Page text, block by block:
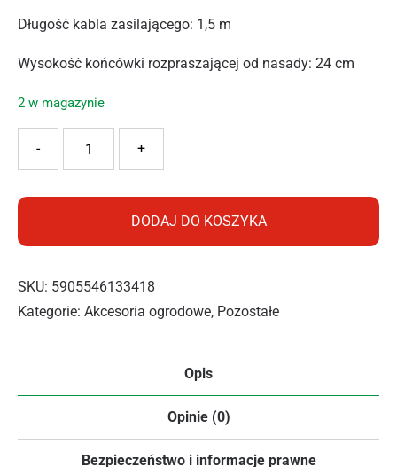
Długość kabla zasilającego: 1,5 m
Wysokość końcówki rozpraszającej od nasady: 24 cm
2 w magazynie
+
-
DODAJ DO KOSZYKA
SKU: 5905546133418
Kategorie: Akcesoria ogrodowe, Pozostałe
Opis
Opinie (0)
Bezpieczeństwo i informacje prawne